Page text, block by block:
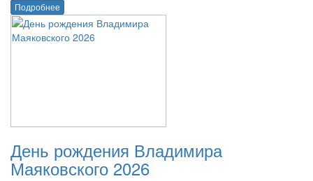
Подробнее
День рождения Владимира
Маяковского 2026